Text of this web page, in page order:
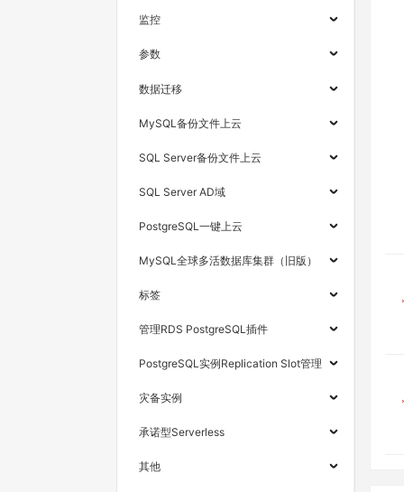
监控
参数
数据迁移
MySQL备份文件上云
SQL Server备份文件上云
SQL Server AD域
PostgreSQL一键上云
MySQL全球多活数据库集群（旧版）
标签
管理RDS PostgreSQL插件
PostgreSQL实例Replication Slot管理
灾备实例
承诺型Serverless
其他